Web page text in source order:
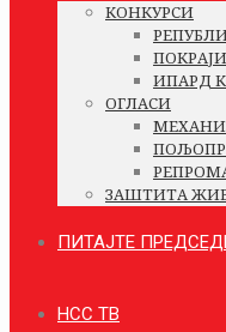
КОНКУРСИ
ИПАРД
ОГЛАСИ
ЗАШТИТА
ПИТАЈТЕ
НСС ТВ